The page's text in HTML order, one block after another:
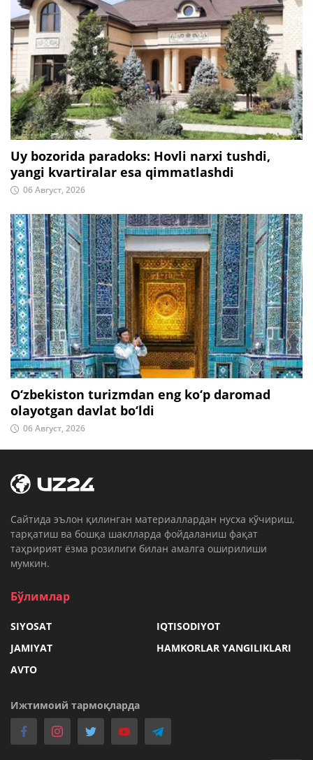
Uy bozorida paradoks: Hovli narxi tushdi,
yangi kvartiralar esa qimmatlashdi
06 Август, 2026
O‘zbekiston turizmdan eng ko‘p daromad
olayotgan davlat bo‘ldi
06 Август, 2026
Cайтида эълон қилинган материаллардан нусха кўчириш,
тарқатиш ва бошқа шаклларда фойдаланиш фақат
таҳририят ёзма розилиги билан амалга оширилиши
мумкин.
Бўлимлар
SIYOSAT
IQTISODIYOT
JAMIYAT
HAMKORLAR YANGILIKLARI
AVTO
Ижтимоий тармоқларда